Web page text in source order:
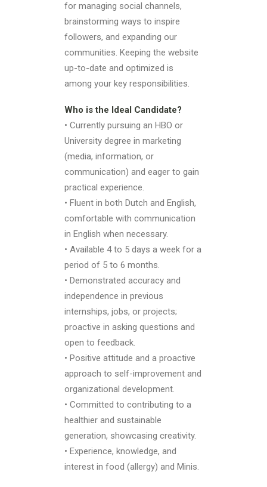
for managing social channels,
brainstorming ways to inspire
followers, and expanding our
communities. Keeping the website
up-to-date and optimized is
among your key responsibilities.
Who is the Ideal Candidate?
• Currently pursuing an HBO or
University degree in marketing
(media, information, or
communication) and eager to gain
practical experience.
• Fluent in both Dutch and English,
comfortable with communication
in English when necessary.
• Available 4 to 5 days a week for a
period of 5 to 6 months.
• Demonstrated accuracy and
independence in previous
internships, jobs, or projects;
proactive in asking questions and
open to feedback.
• Positive attitude and a proactive
approach to self-improvement and
organizational development.
• Committed to contributing to a
healthier and sustainable
generation, showcasing creativity.
• Experience, knowledge, and
interest in food (allergy) and Minis.